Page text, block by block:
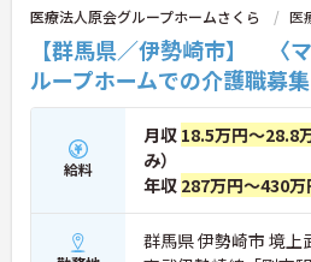
医療法人原会グループホームさくら 医
【群馬県／伊勢崎市】 〈
ループホームでの介護職募集
給料
月収 18.5万円～28.8
み）
年収 287万円～430万
群馬県 伊勢崎市 境上